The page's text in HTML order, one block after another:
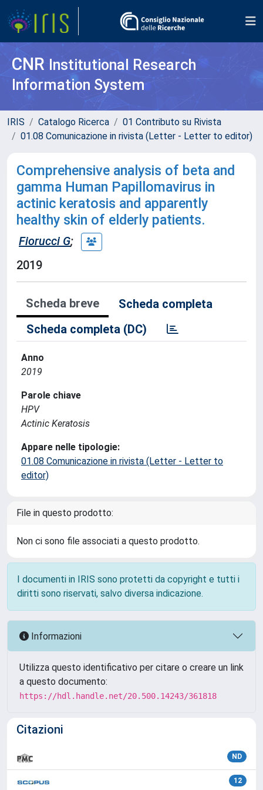
CNR Institutional Research
Information System
IRIS Catalogo Ricerca
01 Contributo su Rivista
01.08 Comunicazione in rivista (Letter - Letter to editor)
Comprehensive analysis of beta and
gamma Human Papillomavirus in
actinic keratosis and apparently
healthy skin of elderly patients.
Fiorucci G;
2019
Scheda breve
Scheda completa
Scheda completa (DC)
Anno
2019
Parole chiave
HPV
Actinic Keratosis
Appare nelle tipologie:
01.08 Comunicazione in rivista (Letter - Letter to
editor)
File in questo prodotto:
Non ci sono file associati a questo prodotto.
I documenti in IRIS sono protetti da copyright e tutti i
diritti sono riservati, salvo diversa indicazione.
Informazioni
Utilizza questo identificativo per citare o creare un link
a questo documento:
https://hdl.handle.net/20.500.14243/361818
Citazioni
ND
12